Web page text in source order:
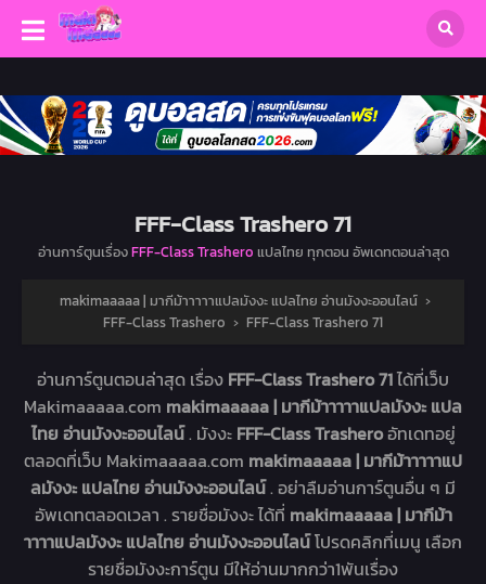
FFF-Class Trashero 71
อ่านการ์ตูนเรื่องFFF-Class Trashero แปลไทย ทุกตอน อัพเดทตอนล่าสุด
makimaaaaa | มากีม้าาาาาแปลมังงะ แปลไทย อ่านมังงะออนไลน์ ›
FFF-Class Trashero › FFF-Class Trashero 71
อ่านการ์ตูนตอนล่าสุด เรื่อง FFF-Class Trashero 71ได้ที่เว็บ
Makimaaaaa.com makimaaaaa | มากีม้าาาาาแปลมังงะ แปล
ไทย อ่านมังงะออนไลน์. มังงะ FFF-Class Trasheroอัทเดทอยู่
ตลอดที่เว็บ Makimaaaaa.com makimaaaaa | มากีม้าาาาาแป
ลมังงะ แปลไทย อ่านมังงะออนไลน์. อย่าลืมอ่านการ์ตูนอื่น ๆ มี
อัพเดทตลอดเวลา . รายชื่อมังงะ ได้ที่ makimaaaaa | มากีม้า
าาาาแปลมังงะ แปลไทย อ่านมังงะออนไลน์โปรดคลิกที่เมนู เลือก
รายชื่อมังงะการ์ตูน มีให้อ่านมากกว่า1พันเรื่อง